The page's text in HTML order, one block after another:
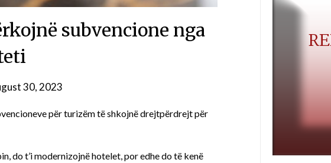
subvencione nga
30, 2023
për turizëm të shkojnë drejtpërdrejt për
do t’i modernizojnë hotelet, por edhe do të kenë